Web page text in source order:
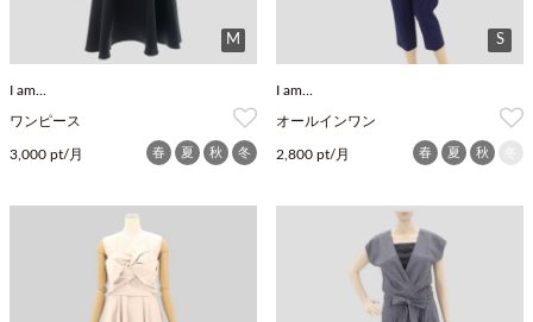
M
I am...
ワンピース
3,000 pt/月 春 夏 秋 冬
S
I am...
オールインワン
2,800 pt/月 春 夏 秋